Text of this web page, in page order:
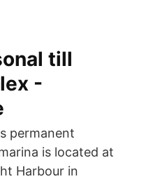
till
-
permanent
is located at
Harbour in